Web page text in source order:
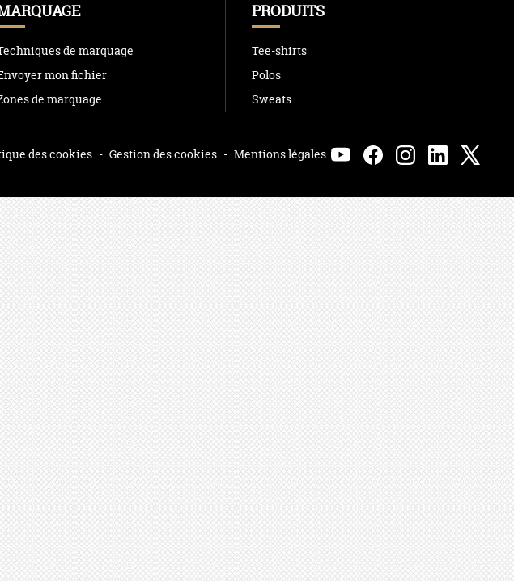
de marquage
mon fichier
de marquage
PRODUITS
Tee-shirts
Polos
Sweats
des cookies - Gestion des cookies - Mentions légales